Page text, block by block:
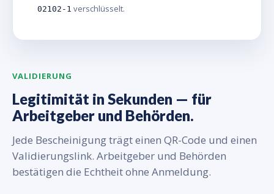
02102-1 verschlüsselt.
VALIDIERUNG
Legitimität in Sekunden — für
Arbeitgeber und Behörden.
Jede Bescheinigung trägt einen QR-Code und einen
Validierungslink. Arbeitgeber und Behörden
bestätigen die Echtheit ohne Anmeldung.